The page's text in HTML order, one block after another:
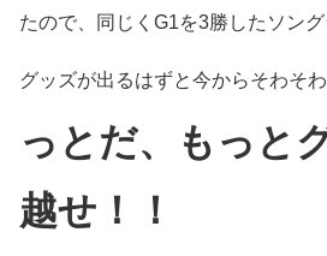
たので、同じくG1を3勝したソン
グッズが出るはずと今からそわそわ
っとだ、もっと
越せ！！